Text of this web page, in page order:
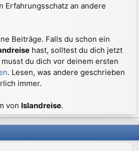
Erfahrungsschatz an andere
Beiträge. Falls du schon ein
hast, solltest du dich jetzt
musst du dich vor deinem ersten
. Lesen, was andere geschrieben
immer.
von Islandreise.